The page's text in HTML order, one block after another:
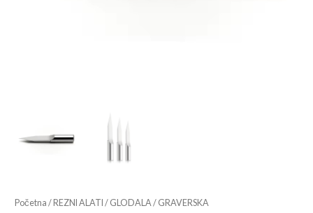
Početna / REZNI ALATI / GLODALA/ GRAVERSKA